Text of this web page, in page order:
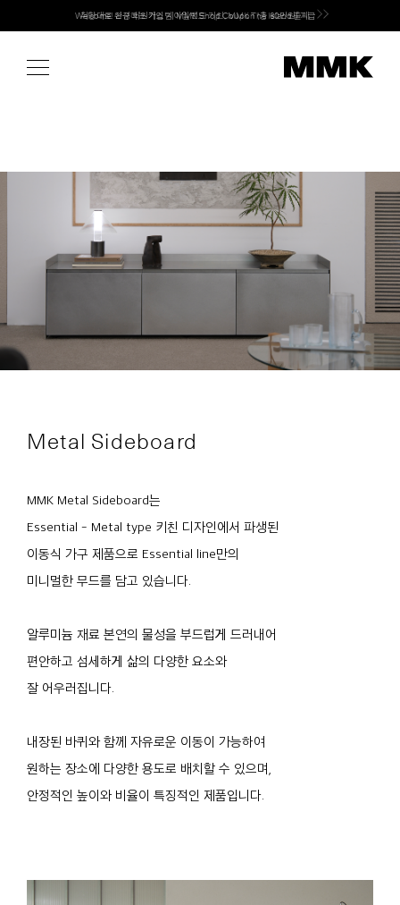
content
Welcome! 신규 회원가입 시 MMK Shop Coupon (총 60만원) 지급
Metal Sideboard
MMK Metal Sideboard는
Essential - Metal type 키친 디자인에서 파생된
이동식 가구 제품으로 Essential line만의
미니멀한 무드를 담고 있습니다.
알루미늄 재료 본연의 물성을 부드럽게 드러내어
편안하고 섬세하게 삶의 다양한 요소와
잘 어우러집니다.
내장된 바퀴와 함께 자유로운 이동이 가능하여
원하는 장소에 다양한 용도로 배치할 수 있으며,
안정적인 높이와 비율이 특징적인 제품입니다.